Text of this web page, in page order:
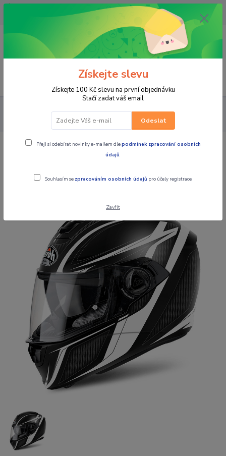
OPAVA 733537099/HLUČÍN
734541648/OLOMOUC 734593593
0,00 CZK
PRO JEZDCE HELMY INTEGRÁLNÍ
AIROH Integrální moto
přilba STORM Sharpen - Itálie černá bílá
AIROH Integrální moto přilba STORM
Získejte slevu
Získejte 100 Kč slevu na první objednávku
Stačí zadat váš email
Odeslat
Přeji si odebírat novinky e-mailem dlepodmínek zpracování osobních
údajů.
Souhlasím se zpracováním osobních údajů pro účely registrace.
Zavřít